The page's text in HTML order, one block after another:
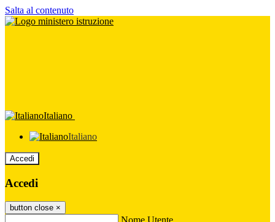
Salta al contenuto
Italiano
Italiano
Accedi
Accedi
button close ×